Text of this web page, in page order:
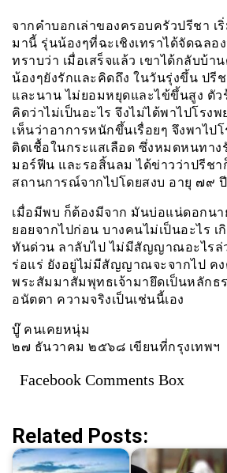
จากคำบอกเล่าของครอบครัวปรีชา เ
มานี้ รุ่นน้องๆที่ฉะเชิงเทราได้จัดฉลอ
ทราบว่า เมื่อเสร็จแล้ว เขาได้กลับบ้า
น้องๆยังรักและคิดถึง ในวันรุ่งขึ้น ปรีช
และนาน ไม่ยอมหยุดและไข้ขึ้นสูง ตั
คิดว่าไม่เป็นอะไร จึงไม่ได้พาไปโรง
เห็นว่าอาการหนักขึ้นเรื่อยๆ จึงพาไป
ติดเชื้อในกระแสเลือด ซึ่งหมดหนทาง
มอร์ฟีน และรอสิ้นลม ได้ข่าวว่าปรีชา
สถานการณ์จากไปโดยสงบ อายุ ๗๙ ปี
เมื่อมีพบ ก็ต้องมีจาก มันบ่อแน่ดอกนา
ยอยจากไปก่อน บางคนไม่เป็นอะไร
ทันด่วน ลาลับไป ไม่มีสัญญาณอะไรล่
ร่อแร่ ยังอยู่ไม่มีสัญญาณจะจากไป คง
พระสัมมาสัมพุทธเจ้ามายึดเป็นหลักธ
อนัตตา ความจริงเป็นเช่นนี้เอง
บู๊ คนเคยหนุ่ม
๒๗ ธันวาคม ๒๕๖๘ เขียนที่กรุงเทพฯ
Facebook Comments Box
Related Posts: